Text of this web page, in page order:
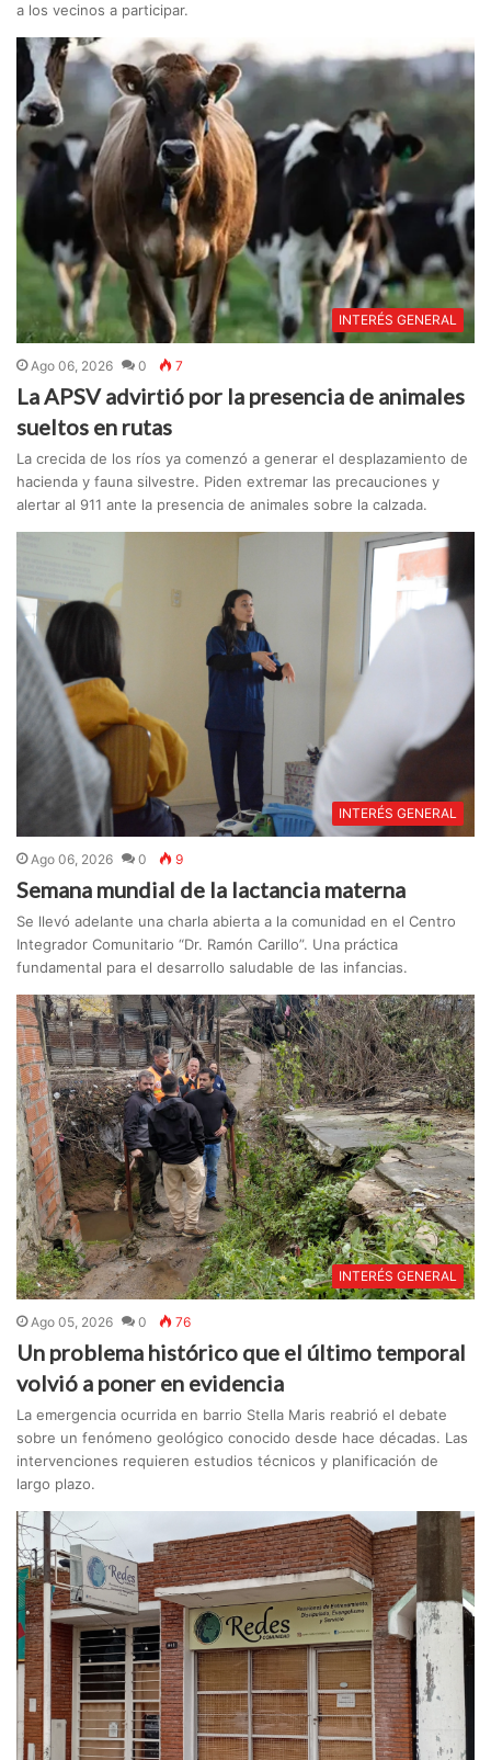
a los vecinos a participar.
INTERÉS GENERAL
Ago 06, 2026 0 7
La APSV advirtió por la presencia de animales
sueltos en rutas
La crecida de los ríos ya comenzó a generar el desplazamiento de
hacienda y fauna silvestre. Piden extremar las precauciones y
alertar al 911 ante la presencia de animales sobre la calzada.
INTERÉS GENERAL
Ago 06, 2026 0 9
Semana mundial de la lactancia materna
Se llevó adelante una charla abierta a la comunidad en el Centro
Integrador Comunitario “Dr. Ramón Carillo”. Una práctica
fundamental para el desarrollo saludable de las infancias.
INTERÉS GENERAL
Ago 05, 2026 0 76
Un problema histórico que el último temporal
volvió a poner en evidencia
La emergencia ocurrida en barrio Stella Maris reabrió el debate
sobre un fenómeno geológico conocido desde hace décadas. Las
intervenciones requieren estudios técnicos y planificación de
largo plazo.